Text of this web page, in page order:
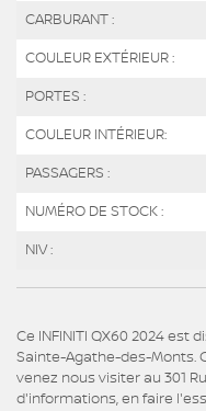
CARBURANT :
COULEUR EXTÉRIEUR :
PORTES :
COULEUR INTÉRIEUR:
PASSAGERS :
NUMÉRO DE STOCK :
NIV :
Ce INFINITI QX60 2024 est
Sainte-Agathe-des-Monts.
venez nous visiter au 301
d'informations, en faire